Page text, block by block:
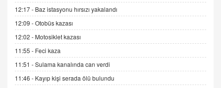
İNCİ GÜL AKÖL
Trump Keşke Adana'yı da Ziyaret Etse...
06.07.2026 13:00
ADEM AKÖL
Esed Destekçilerinin Yüzüne Vurulan Şamar:
12:17 - Baz istasyonu hırsızı yakalandı
12:09 -Otobüs kazası
12:02 - Motosiklet kazası
11:55 - Feci kaza
11:51 -Sulama kanalında can verdi
11:46 - Kayıp kişi serada ölü bulundu